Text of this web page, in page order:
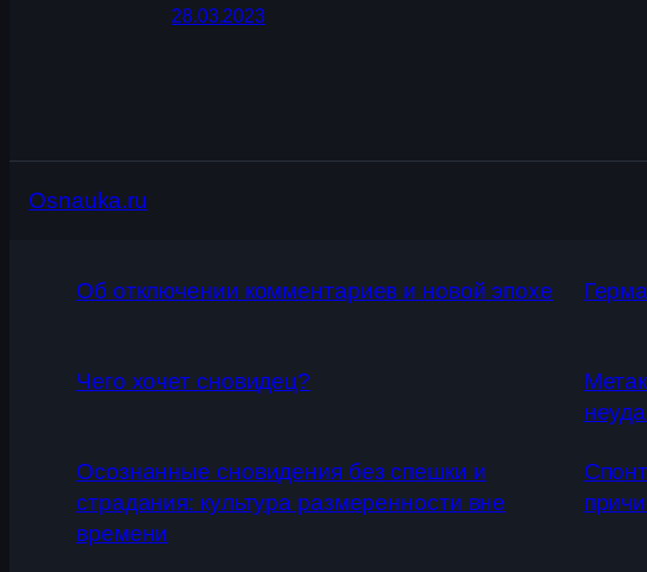
28.03.2023
Osnauka.ru
Об отключении комментариев и новой эпохе
Чего хочет сновидец?
Осознанные сновидения без спешки и
страдания: культура размеренности вне
времени